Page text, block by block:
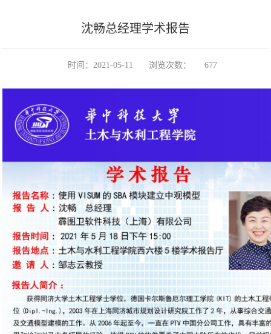
沈畅总经理学术报告
时间：2021-05-11 浏览次数： 677